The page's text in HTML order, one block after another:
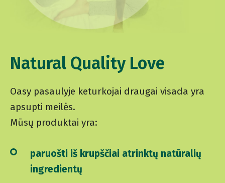
Natural Quality Love
Oasy pasaulyje keturkojai draugai visada yra
apsupti meilės.
Mūsų produktai yra:
paruošti iš krupščiai atrinktų natūralių
ingredientų